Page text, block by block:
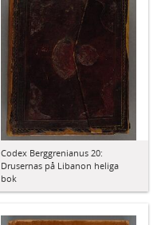
Codex Berggrenianus 20:
Drusernas på Libanon heliga
bok